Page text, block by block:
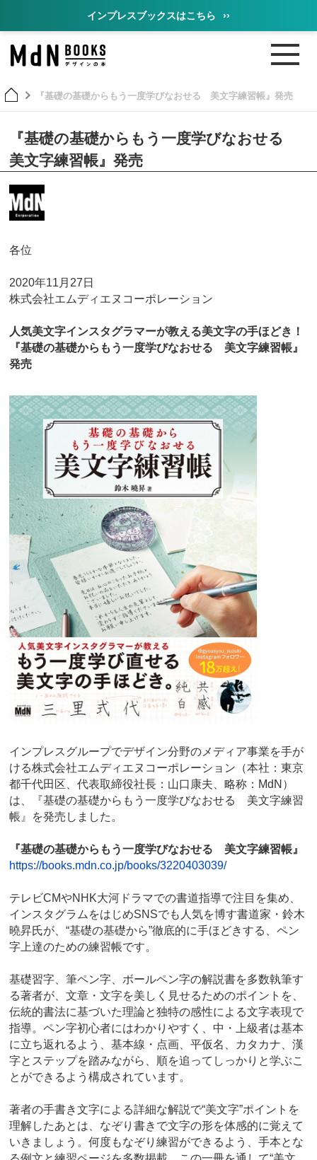
インプレスブックスはこちら ››
『基礎の基礎からもう一度学びなおせる 美文字練習帳』発売
『基礎の基礎からもう一度学びなおせる
美文字練習帳』発売
各位
2020年11月27日
株式会社エムディエヌコーポレーション
人気美文字インスタグラマーが教える美文字の手ほどき！
『基礎の基礎からもう一度学びなおせる 美文字練習帳』
発売
インプレスグループでデザイン分野のメディア事業を手が
ける株式会社エムディエヌコーポレーション（本社：東京
都千代田区、代表取締役社長：山口康夫、略称：MdN）
は、『基礎の基礎からもう一度学びなおせる 美文字練習
帳』を発売しました。
『基礎の基礎からもう一度学びなおせる 美文字練習帳』
https://books.mdn.co.jp/books/3220403039/
テレビCMやNHK大河ドラマでの書道指導で注目を集め、
インスタグラムをはじめSNSでも人気を博す書道家・鈴木
曉昇氏が、“基礎の基礎から”徹底的に手ほどきする、ペン
字上達のための練習帳です。
基礎習字、筆ペン字、ボールペン字の解説書を多数執筆す
る著者が、文章・文字を美しく見せるためのポイントを、
伝統的書法に基づいた理論と独特の感性による文字表現で
指導。ペン字初心者にはわかりやすく、中・上級者は基本
に立ち返れるよう、基本線・点画、平仮名、カタカナ、漢
字とステップを踏みながら、順を追ってしっかりと学ぶこ
とができるよう構成されています。
著者の手書き文字による詳細な解説で“美文字”ポイントを
理解したあとは、なぞり書きで文字の形を体感的に覚えて
いきましょう。何度もなぞり練習ができるよう、手本とな